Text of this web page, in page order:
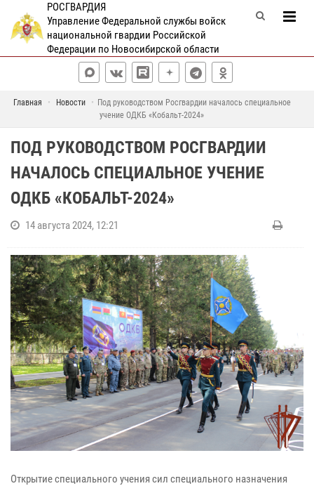
РОСГВАРДИЯ
Управление Федеральной службы войск
национальной гвардии Российской
Федерации по Новосибирской области
Главная Новости
Под руководством Росгвардии началось специальное
учение ОДКБ «Кобальт-2024»
ПОД РУКОВОДСТВОМ РОСГВАРДИИ
НАЧАЛОСЬ СПЕЦИАЛЬНОЕ УЧЕНИЕ
ОДКБ «КОБАЛЬТ-2024»
14 августа 2024, 12:21
Открытие специального учения сил специального назначения